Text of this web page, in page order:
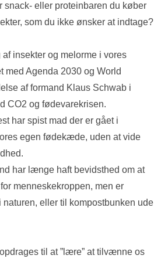
snack- eller proteinbaren du køber
som du ikke ønsker at indtage?
insekter og melorme i vores
med Agenda 2030 og World
af formand Klaus Schwab i
CO2 og fødevarekrisen.
har spist mad der er gået i
egen fødekæde, uden at vide
har længe haft bevidsthed om at
menneskekroppen, men er
eller til kompostbunken ude
til at ”lære” at tilvænne os